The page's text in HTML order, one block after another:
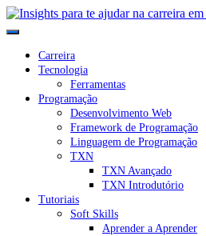
Carreira
Tecnologia
Ferramentas
Programação
Desenvolvimento Web
Framework de Programação
Linguagem de Programação
TXN
TXN Avançado
TXN Introdutório
Tutoriais
Soft Skills
Aprender a Aprender